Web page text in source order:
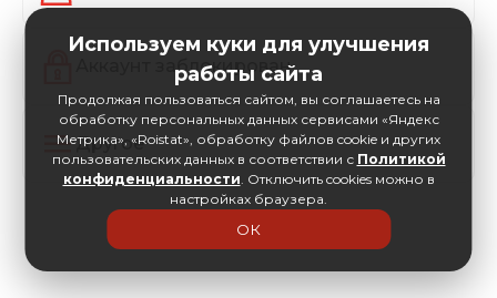
Аккаунт заблокирован
Другое
Используем куки для улучшения
работы сайта
Продолжая пользоваться сайтом, вы соглашаетесь на
обработку персональных данных сервисами «Яндекс
Метрика», «Roistat», обработку файлов cookie и других
пользовательских данных в соответствии с Политикой
конфиденциальности. Отключить cookies можно в
настройках браузера.
ОК